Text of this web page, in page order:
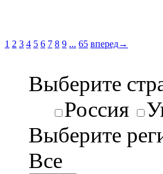
1 2 3 4 5 6 7 8 9 ... 65 вперед→
Выберите
Россия
Выберите
Все